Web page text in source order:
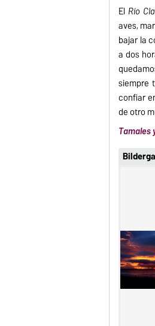
El Río
aves,
bajar la
a dos
siempre
confiar
de otro
Tamales